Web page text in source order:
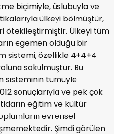
biçimiyle, üslubuyla ve
ülkeyi bölmüştür,
ötekileştirmiştir. Ülkeyi tüm
egemen olduğu bir
sistemi, özellikle 4+4+4
sokulmuştur. Bu
sisteminin tümüyle
sonuçlarıyla ve pek çok
eğitim ve kültür
evrensel
Şimdi görülen